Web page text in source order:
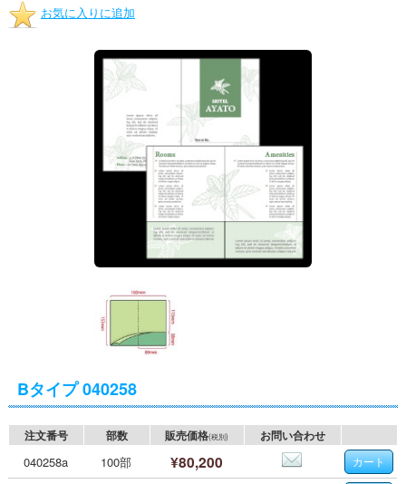
お気に入りに追加
Bタイプ 040258
注文番号 部数 販売価格(税別) お問い合わせ
040258a 100部 ¥80,200